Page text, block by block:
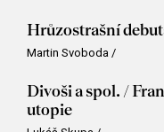
Hrůzostrašní
Martin Svoboda /
Divoši a spol. /
utopie